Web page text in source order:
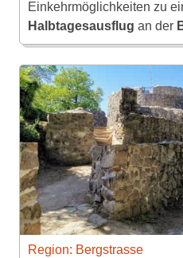
Einkehrmöglichkeiten zu
Halbtagesausflug an der
Region: Bergstrasse